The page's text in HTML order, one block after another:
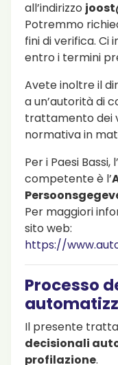
all’indirizzo
Potremmo
fini di verifica. Ci
entro i termini
Avete inoltre il
a un’autorità di
trattamento dei
normativa in
Per i Paesi
competente è l’
Per maggiori
sito web:
https://
Processo
Il presente
decisionali
profilazione.